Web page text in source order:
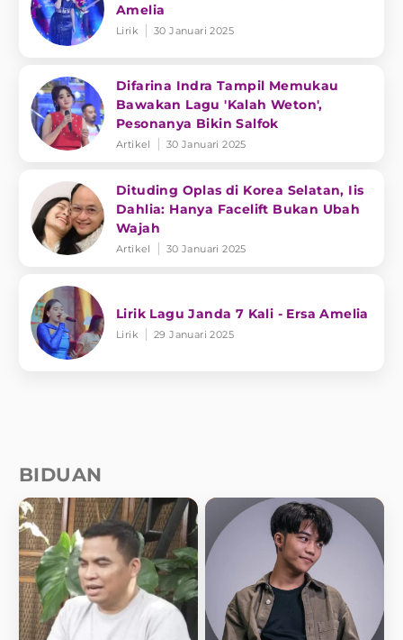
Amelia
Lirik 30 Januari 2025
Difarina Indra Tampil Memukau
Bawakan Lagu 'Kalah Weton',
Pesonanya Bikin Salfok
Artikel 30 Januari 2025
Dituding Oplas di Korea Selatan, Iis
Dahlia: Hanya Facelift Bukan Ubah
Wajah
Artikel 30 Januari 2025
Lirik Lagu Janda 7 Kali - Ersa Amelia
Lirik 29 Januari 2025
BIDUAN